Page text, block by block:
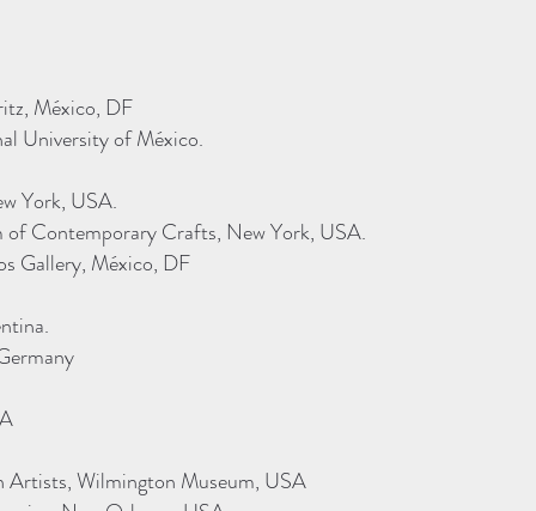
México, DF
University of México.
York, USA.
Contemporary Crafts, New York, USA.
Gallery, México, DF
Wilmington Museum, USA